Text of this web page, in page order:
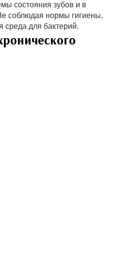
состояния зубов и в
соблюдая нормы гигиены,
среда для бактерий.